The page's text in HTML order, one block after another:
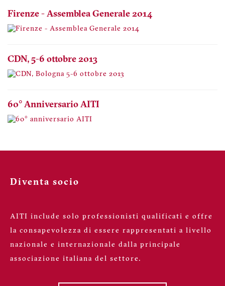
Firenze - Assemblea Generale 2014
CDN, 5-6 ottobre 2013
60° Anniversario AITI
Diventa socio
AITI include solo professionisti qualificati e offre
la consapevolezza di essere rappresentati a livello
nazionale e internazionale dalla principale
associazione italiana del settore.